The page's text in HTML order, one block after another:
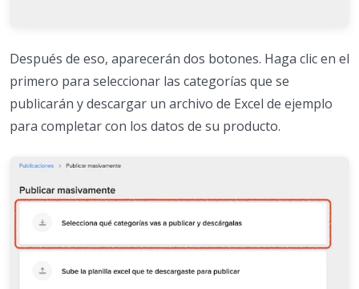
Después de eso, aparecerán dos botones. Haga clic en el
primero para seleccionar las categorías que se
publicarán y descargar un archivo de Excel de ejemplo
para completar con los datos de su producto.